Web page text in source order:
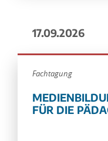
17.09.2026
Fachtagung
FÜR DIE